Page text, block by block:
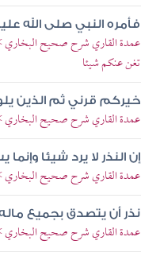
فأمره النبي صلى الله
عمدة القاري شرح صحيح البخاري
تغن عنكم شيئا
خيركم قرني ثم الذين
عمدة القاري شرح صحيح البخاري >
إن النذر لا يرد شيئا
عمدة القاري شرح صحيح البخاري >
نذر أن يتصدق بجميع
عمدة القاري شرح صحيح البخاري >